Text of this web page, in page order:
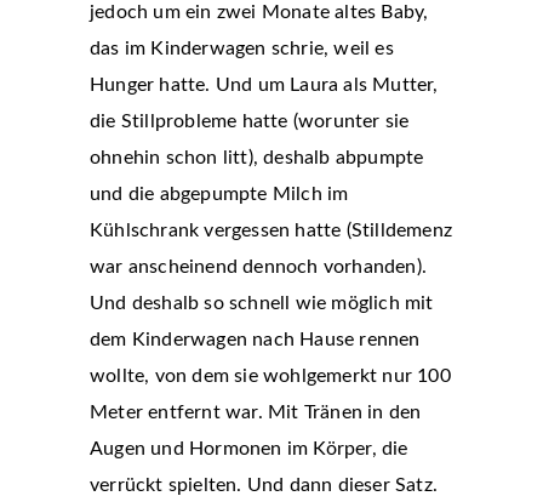
jedoch um ein zwei Monate altes Baby,
das im Kinderwagen schrie, weil es
Hunger hatte. Und um Laura als Mutter,
die Stillprobleme hatte (worunter sie
ohnehin schon litt), deshalb abpumpte
und die abgepumpte Milch im
Kühlschrank vergessen hatte (Stilldemenz
war anscheinend dennoch vorhanden).
Und deshalb so schnell wie möglich mit
dem Kinderwagen nach Hause rennen
wollte, von dem sie wohlgemerkt nur 100
Meter entfernt war. Mit Tränen in den
Augen und Hormonen im Körper, die
verrückt spielten. Und dann dieser Satz.